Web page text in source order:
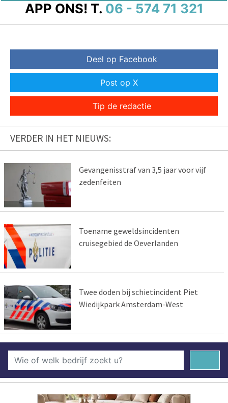
APP ONS! T. 06 - 574 71 321
Deel op Facebook
Post op X
Tip de redactie
VERDER IN HET NIEUWS:
Gevangenisstraf van 3,5 jaar voor vijf
zedenfeiten
Toename geweldsincidenten
cruisegebied de Oeverlanden
Twee doden bij schietincident Piet
Wiedijkpark Amsterdam-West